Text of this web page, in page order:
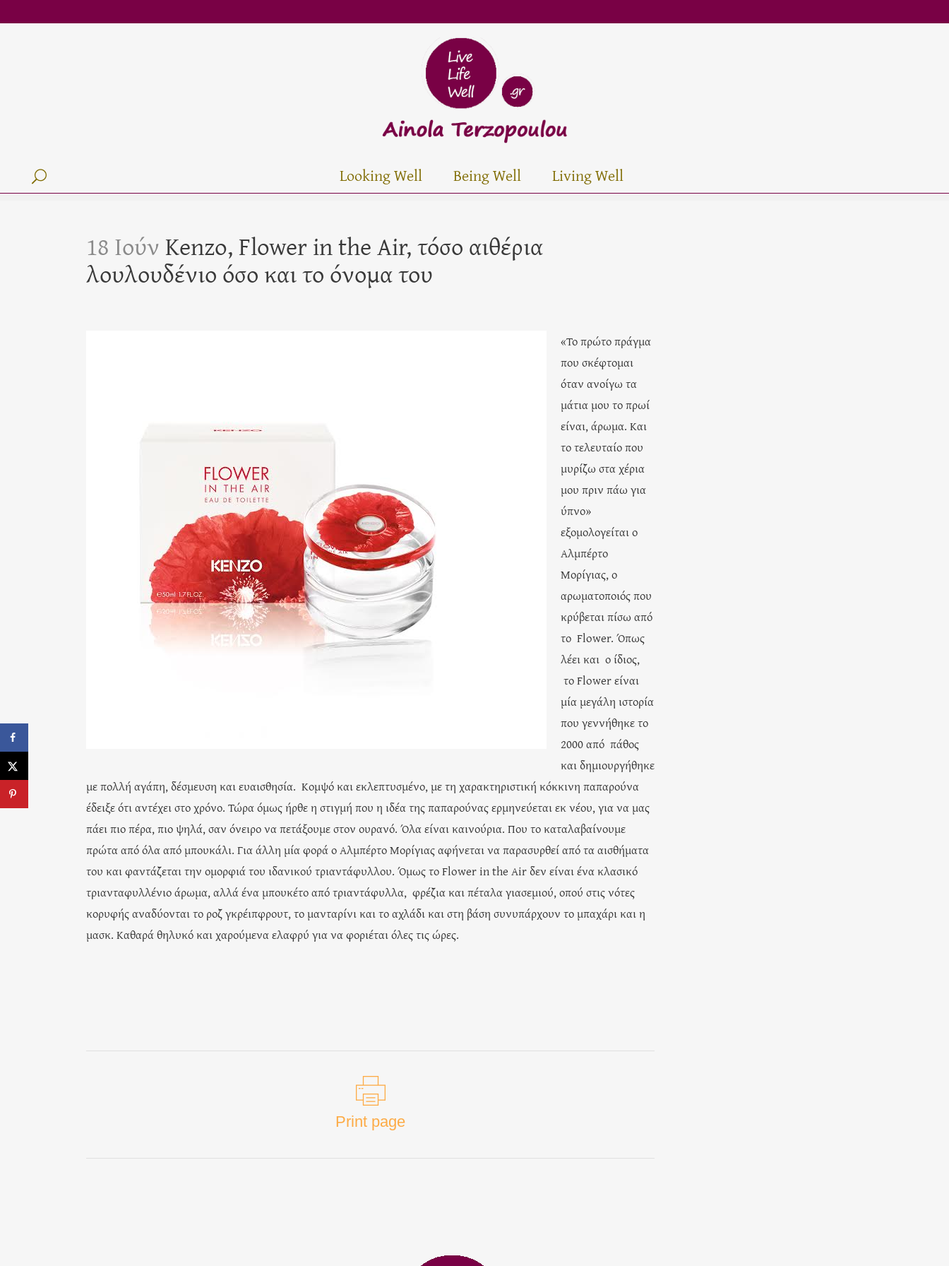
Looking Well Being Well Living Well
18 Ιούν Kenzo, Flower in the Air, τόσο αιθέρια
λουλουδένιο όσο και το όνομα του
«Το πρώτο πράγμα
που σκέφτομαι
όταν ανοίγω τα
μάτια μου το πρωί
είναι, άρωμα. Και
το τελευταίο που
μυρίζω στα χέρια
μου πριν πάω για
ύπνο»
εξομολογείται ο
Αλμπέρτο
Μορίγιας, ο
αρωματοποιός που
κρύβεται πίσω από
το Flower. Όπως
λέει και ο ίδιος,
το Flower είναι
μία μεγάλη ιστορία
που γεννήθηκε το
2000 από πάθος
και δημιουργήθηκε
με πολλή αγάπη, δέσμευση και ευαισθησία. Κομψό και εκλεπτυσμένο, με τη χαρακτηριστική κόκκινη παπαρούνα
έδειξε ότι αντέχει στο χρόνο. Τώρα όμως ήρθε η στιγμή που η ιδέα της παπαρούνας ερμηνεύεται εκ νέου, για να μας
πάει πιο πέρα, πιο ψηλά, σαν όνειρο να πετάξουμε στον ουρανό. Όλα είναι καινούρια. Που το καταλαβαίνουμε
πρώτα από όλα από μπουκάλι. Για άλλη μία φορά ο Αλμπέρτο Μορίγιας αφήνεται να παρασυρθεί από τα αισθήματα
του και φαντάζεται την ομορφιά του ιδανικού τριαντάφυλλου. Όμως το Flower in the Air δεν είναι ένα κλασικό
τριανταφυλλένιο άρωμα, αλλά ένα μπουκέτο από τριαντάφυλλα, φρέζια και πέταλα γιασεμιού, οπού στις νότες
κορυφής αναδύονται το ροζ γκρέιπφρουτ, το μανταρίνι και το αχλάδι και στη βάση συνυπάρχουν το μπαχάρι και η
μασκ. Καθαρά θηλυκό και χαρούμενα ελαφρύ για να φοριέται όλες τις ώρες.
Print page